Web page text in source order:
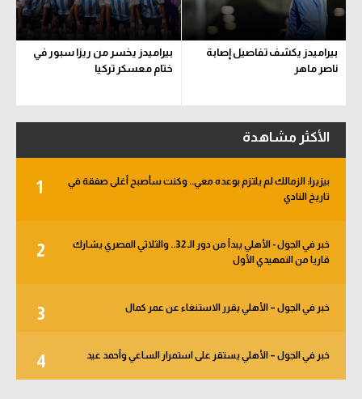
بيراميدز يكشف تفاصيل إصابة
ناصر ماهر
بيراميدز يخسر من ريزا سبور في
ختام معسكر تركيا
الأكثر مشاهدة
1
بيزيرا: الزمالك لم يلتزم بوعده معي.. وكنت سأصبح أغلى صفقة في
تاريخ النادي
2
خبر في الجول - الأهلي يبدأ من دور الـ 32.. والثلاثي المصري يشارك
قاريا من التمهيدي الأول
3 خبر في الجول – الأهلي يقرر الاستنغاء عن عمر كمال
4 خبر في الجول – الأهلي يستقر على استمرار الساعي وأحمد عيد